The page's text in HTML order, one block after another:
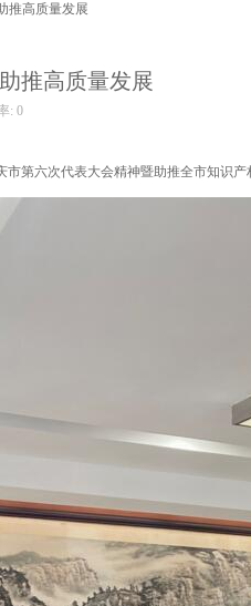
推高质量发展
推高质量发展
: 0
市第六次代表大会精神暨助推全市知识